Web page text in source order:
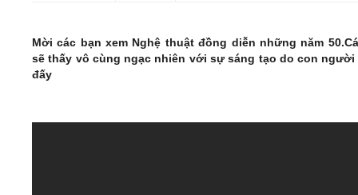
Lịch khai giảng
Video
Kiến thức
Mời các bạn xem Nghệ thuật đồng diễn những năm
sẽ thấy vô cùng ngạc nhiên với sự sáng tạo do con người
đấy